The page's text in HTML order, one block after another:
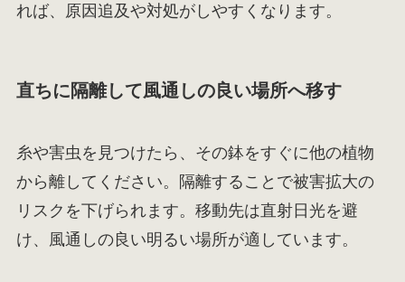
れば、原因追及や対処がしやすくなります。
直ちに隔離して風通しの良い場所へ移す
糸や害虫を見つけたら、その鉢をすぐに他の植物
から離してください。隔離することで被害拡大の
リスクを下げられます。移動先は直射日光を避
け、風通しの良い明るい場所が適しています。